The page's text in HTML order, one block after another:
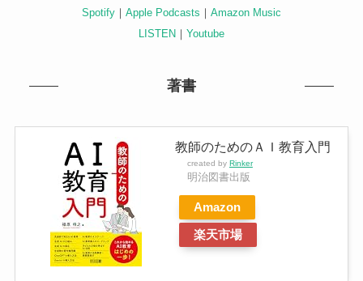
Spotify ｜ Apple Podcasts ｜ Amazon Music
LISTEN ｜ Youtube
著書
教師のためのＡＩ教育入門
created by Rinker
明治図書出版
Amazon
楽天市場